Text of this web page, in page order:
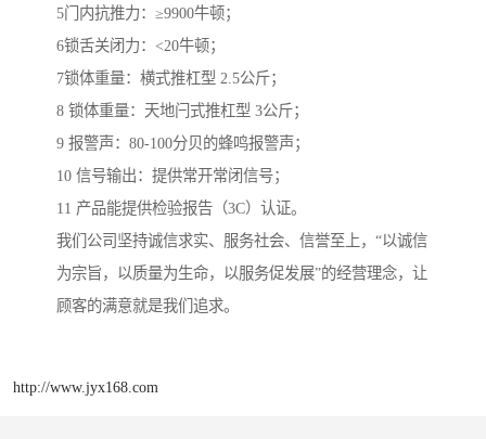
5门内抗推力：≥9900牛顿；
6锁舌关闭力：<20牛顿；
7锁体重量：横式推杠型 2.5公斤；
8 锁体重量：天地闩式推杠型 3公斤；
9 报警声：80-100分贝的蜂鸣报警声；
10 信号输出：提供常开常闭信号；
11 产品能提供检验报告（3C）认证。
我们公司坚持诚信求实、服务社会、信誉至上，“以诚信
为宗旨，以质量为生命，以服务促发展”的经营理念，让
顾客的满意就是我们追求。
http://www.jyx168.com